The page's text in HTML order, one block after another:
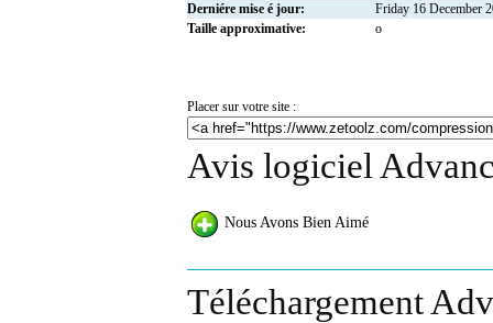
Derniére mise é jour:
Friday 16 December
Taille approximative:
o
Placer sur votre site :
Avis logiciel
Nous Avons Bien Aimé
Téléchargement